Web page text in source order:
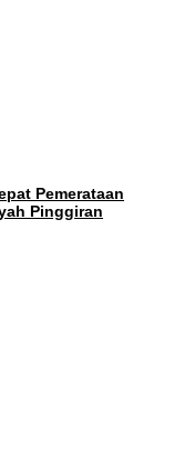
Pemerataan
Pinggiran